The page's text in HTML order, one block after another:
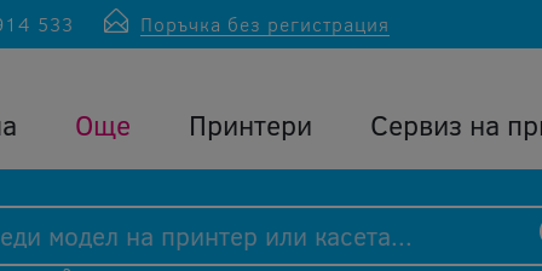
533 Поръчка без регистрация
Още Принтери Сервиз на